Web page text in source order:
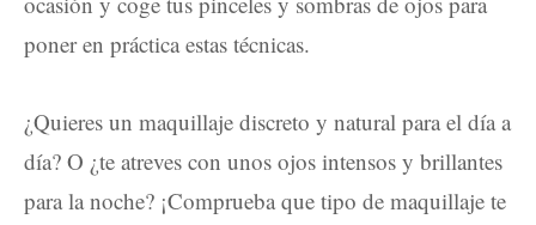
poner en práctica estas técnicas.
¿Quieres un maquillaje discreto y natural para el día a
día? O ¿te atreves con unos ojos intensos y brillantes
para la noche? ¡Comprueba que tipo de maquillaje te